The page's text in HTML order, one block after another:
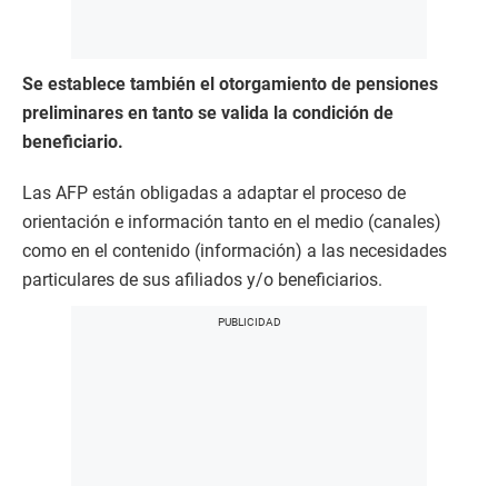
Se establece también el otorgamiento de pensiones
preliminares en tanto se valida la condición de
beneficiario.
Las AFP están obligadas a adaptar el proceso de
orientación e información tanto en el medio (canales)
como en el contenido (información) a las necesidades
particulares de sus afiliados y/o beneficiarios.